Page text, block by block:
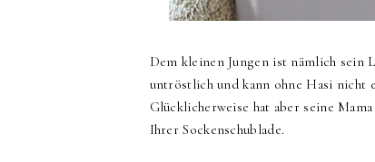
Dem kleinen Jungen ist nämlich sein
untröstlich und kann ohne Hasi nicht
Glücklicherweise hat aber seine
Ihrer Sockenschublade.